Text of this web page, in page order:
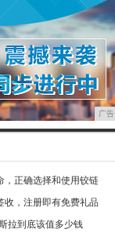
广告
，正确选择和使用铰链
收，注册即有免费礼品
拉到底该值多少钱